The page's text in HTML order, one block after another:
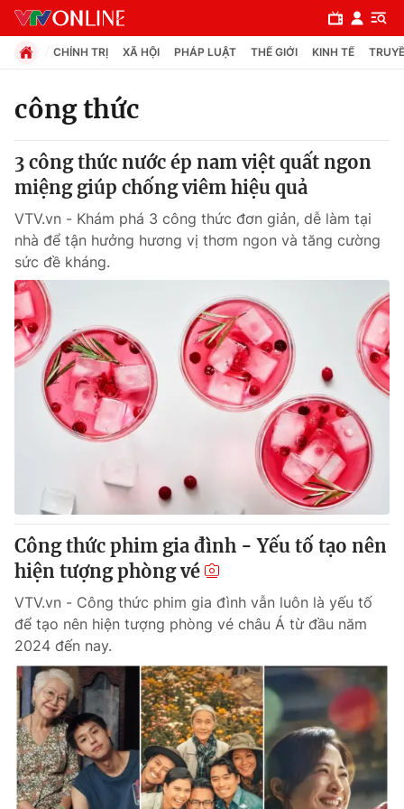
Chuyên mục
Chính trị
Xã hội
Pháp luật
Y tế
Thế giới
Tin tức
Câu chuyện quốc tế
Thị trường
Góc doanh nghiệp
Dữ liệu và đời sống
Truyền hình
Phim VTV
Hậu trường
Nhân vật
Khán giả
Giải sao mai
Giải trí
Điện ảnh
Âm nhạc
Sao
Đời sống
Du lịch
Làm đẹp
Chất lượng cuộc sống
Giáo dục
Tuyển sinh
Học trực tuyến
Công nghệ
Hitech Công nghệ tương lai
CHÍNH TRỊ XÃ HỘI PHÁP LUẬT THẾ GIỚI KINH TẾ
công thức
3 công thức nước ép nam việt quất ngon
miệng giúp chống viêm hiệu quả
VTV.vn - Khám phá 3 công thức đơn giản, dễ làm tại
nhà để tận hưởng hương vị thơm ngon và tăng cường
sức đề kháng.
Công thức phim gia đình - Yếu tố tạo nên
hiện tượng phòng vé
VTV.vn - Công thức phim gia đình vẫn luôn là yếu tố
để tạo nên hiện tượng phòng vé châu Á từ đầu năm
2024 đến nay.